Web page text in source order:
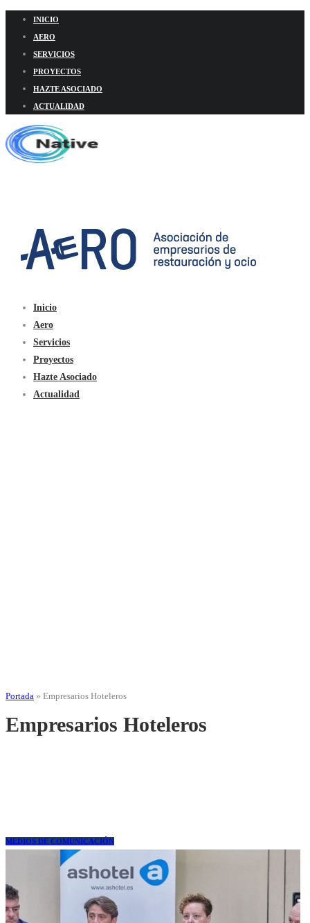
INICIO
AERO
SERVICIOS
PROYECTOS
HAZTE ASOCIADO
ACTUALIDAD
Inicio
Aero
Servicios
Proyectos
Hazte Asociado
Actualidad
Portada » Empresarios Hoteleros
Empresarios Hoteleros
MEDIOS DE COMUNICACIÓN